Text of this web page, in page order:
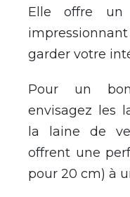
Elle offre
garder votre int
Pour un
envisagez les
la laine de
offrent une
pour 20 cm) à